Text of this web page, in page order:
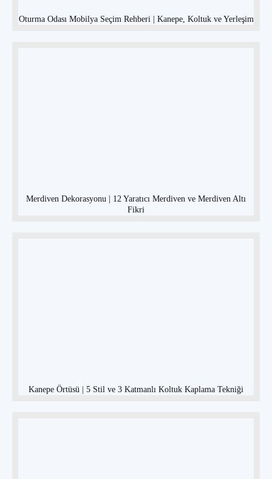
Oturma Odası Mobilya Seçim Rehberi | Kanepe, Koltuk ve Yerleşim
Merdiven Dekorasyonu | 12 Yaratıcı Merdiven ve Merdiven Altı
Fikri
Kanepe Örtüsü | 5 Stil ve 3 Katmanlı Koltuk Kaplama Tekniği